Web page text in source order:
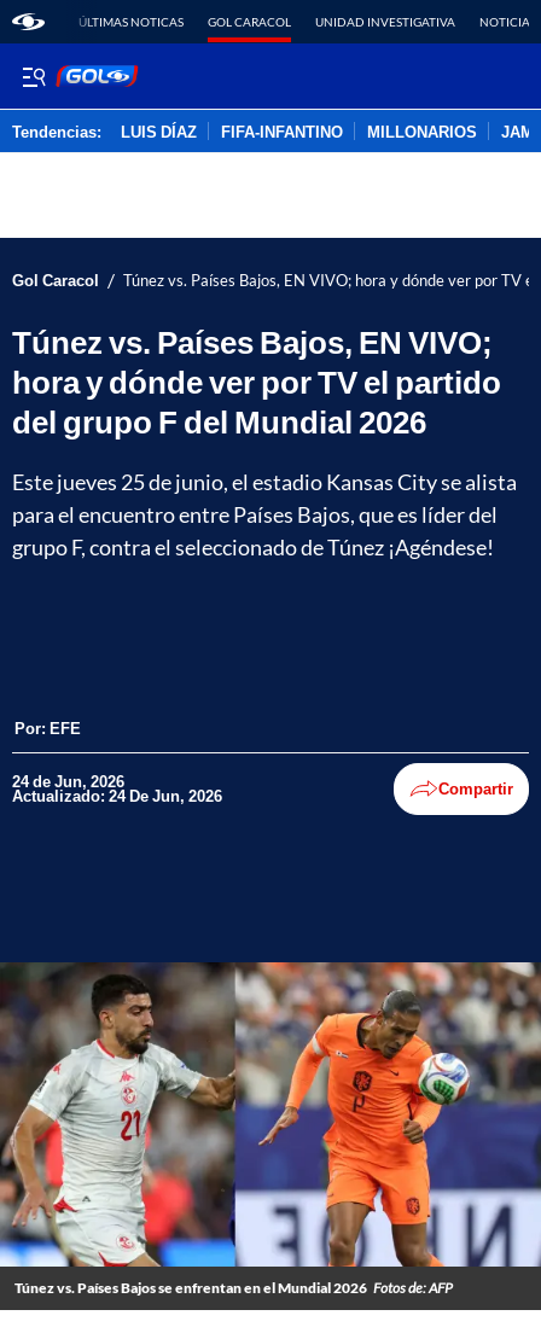
ÚLTIMAS NOTICAS GOL CARACOL UNIDAD INVESTIGATIVA NOTICIAS
Tendencias: LUIS DÍAZ FIFA-INFANTINO MILLONARIOS
Gol Caracol / Túnez vs. Países Bajos, EN VIVO; hora y dónde ver por TV
Túnez vs. Países Bajos, EN VIVO;
hora y dónde ver por TV el partido
del grupo F del Mundial 2026
Este jueves 25 de junio, el estadio Kansas City se alista
para el encuentro entre Países Bajos, que es líder del
grupo F, contra el seleccionado de Túnez ¡Agéndese!
Por: EFE
24 de Jun, 2026
Actualizado: 24 De Jun, 2026 Compartir
Túnez vs. Países Bajos se enfrentan en el Mundial 2026 Fotos de: AFP